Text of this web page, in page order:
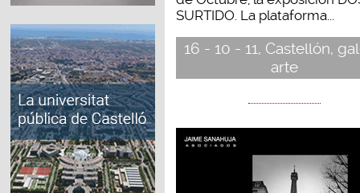
SURTIDO. La plataforma...
16 - 10 - 11, Castellón,
arte